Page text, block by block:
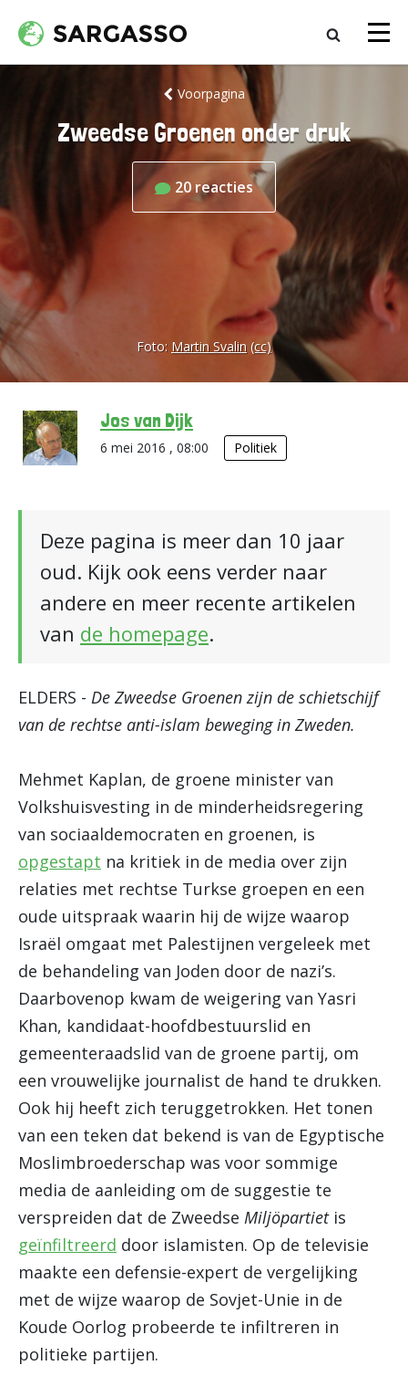
Voorpagina
Zweedse Groenen onder druk
20reacties
Foto: Martin Svalin (cc)
Jos van Dijk
6 mei 2016 , 08:00 Politiek
Deze pagina is meer dan 10 jaar
oud. Kijk ook eens verder naar
andere en meer recente artikelen
van de homepage.
ELDERS - De Zweedse Groenen zijn de schietschijf
van de rechtse anti-islam beweging in Zweden.
Mehmet Kaplan, de groene minister van
Volkshuisvesting in de minderheidsregering
van sociaaldemocraten en groenen, is
opgestapt na kritiek in de media over zijn
relaties met rechtse Turkse groepen en een
oude uitspraak waarin hij de wijze waarop
Israël omgaat met Palestijnen vergeleek met
de behandeling van Joden door de nazi’s.
Daarbovenop kwam de weigering van Yasri
Khan, kandidaat-hoofdbestuurslid en
gemeenteraadslid van de groene partij, om
een vrouwelijke journalist de hand te drukken.
Ook hij heeft zich teruggetrokken. Het tonen
van een teken dat bekend is van de Egyptische
Moslimbroederschap was voor sommige
media de aanleiding om de suggestie te
verspreiden dat de Zweedse Miljöpartietis
geïnfiltreerd door islamisten. Op de televisie
maakte een defensie-expert de vergelijking
met de wijze waarop de Sovjet-Unie in de
Koude Oorlog probeerde te infiltreren in
politieke partijen.